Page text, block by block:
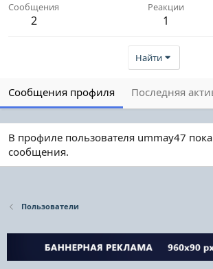
Сообщения
2
Реакции
1
Найти
Сообщения профиля Последняя
В профиле пользователя ummay47
сообщения.
Пользователи